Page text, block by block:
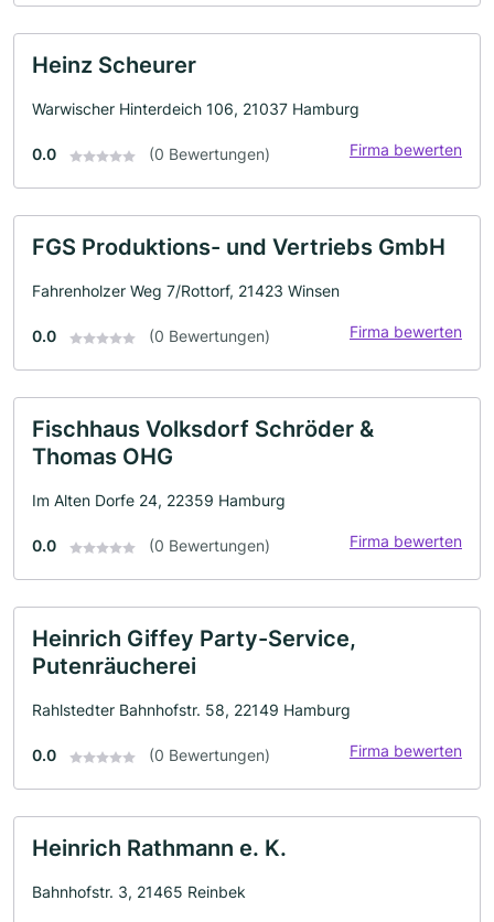
Heinz Scheurer
Warwischer Hinterdeich 106, 21037 Hamburg
0.0 (0 Bewertungen) Firma bewerten
FGS Produktions- und Vertriebs GmbH
Fahrenholzer Weg 7/Rottorf, 21423 Winsen
0.0 (0 Bewertungen) Firma bewerten
Fischhaus Volksdorf Schröder &
Thomas OHG
Im Alten Dorfe 24, 22359 Hamburg
0.0 (0 Bewertungen) Firma bewerten
Heinrich Giffey Party-Service,
Putenräucherei
Rahlstedter Bahnhofstr. 58, 22149 Hamburg
0.0 (0 Bewertungen) Firma bewerten
Heinrich Rathmann e. K.
Bahnhofstr. 3, 21465 Reinbek